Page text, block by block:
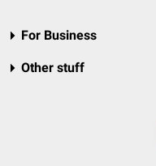
For Business
Other stuff